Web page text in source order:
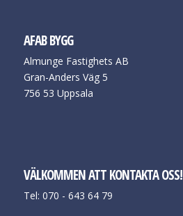
AFAB BYGG
Almunge Fastighets AB
Gran-Anders Väg 5
756 53 Uppsala
VÄLKOMMEN ATT KONTAKTA OSS!
Tel: 070 - 643 64 79